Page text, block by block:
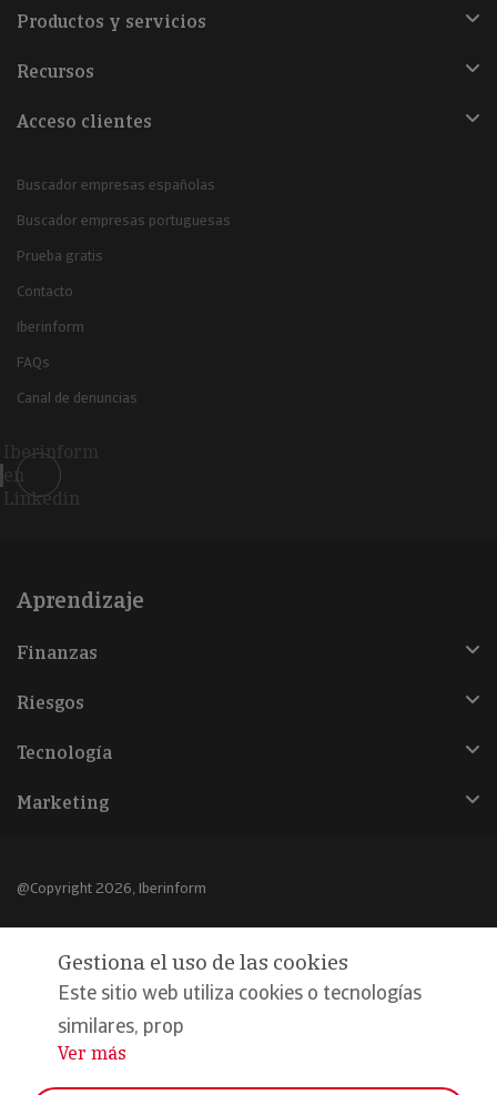
Productos y servicios
Recursos
Acceso clientes
Buscador empresas españolas
Buscador empresas portuguesas
Prueba gratis
Contacto
Iberinform
FAQs
Canal de denuncias
Iberinform
en
Linkedin
Aprendizaje
Finanzas
Riesgos
Tecnología
Marketing
@Copyright 2026, Iberinform
Declaración de privacidad
Compromiso calidad y seguridad
Gestiona el uso de las cookies
Este sitio web utiliza cookies o tecnologías
similares, prop
...
Ver más